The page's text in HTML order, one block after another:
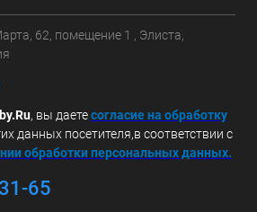
62, помещение 1 , Элиста,
, вы даетесогласие на обработку
данных посетителя,в соответствии с
обработки персональных данных.
65